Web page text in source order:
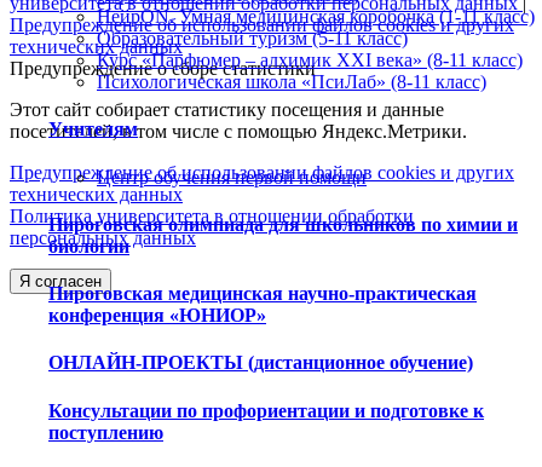
НейрON. Умная медицинская коробочка (1-11 класс)
Образовательный туризм (5-11 класс)
Курс «Парфюмер – алхимик XXI века» (8-11 класс)
Психологическая школа «ПсиЛаб» (8-11 класс)
Учителям
Центр обучения первой помощи
Пироговская олимпиада для школьников по химии и
биологии
Пироговская медицинская научно-практическая
конференция «ЮНИОР»
ОНЛАЙН-ПРОЕКТЫ (дистанционное обучение)
Консультации по профориентации и подготовке к
поступлению
Предупреждение об использовании файлов cookies и других
технических данных
Предупреждение о сборе статистики
Этот сайт собирает статистику посещения и данные
посетителей, в том числе с помощью Яндекс.Метрики.
Предупреждение об использовании файлов cookies и других
технических данных
Политика университета в отношении обработки
персональных данных
Я согласен